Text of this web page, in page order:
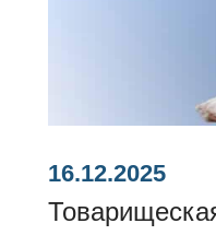
16.12.2025